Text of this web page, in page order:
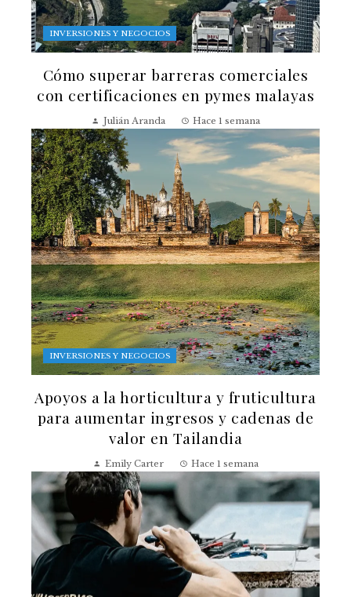
INVERSIONES Y NEGOCIOS
Cómo superar barreras comerciales
con certificaciones en pymes malayas
Julián Aranda Hace 1 semana
INVERSIONES Y NEGOCIOS
Apoyos a la horticultura y fruticultura
para aumentar ingresos y cadenas de
valor en Tailandia
Emily Carter Hace 1 semana